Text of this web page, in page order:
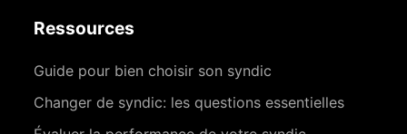
Ressources
Guide pour bien choisir son syndic
Changer de syndic: les questions essentielles